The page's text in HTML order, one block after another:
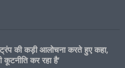
ट्रंप की कड़ी आलोचना करते हुए कहा,
कूटनीति कर रहा है’